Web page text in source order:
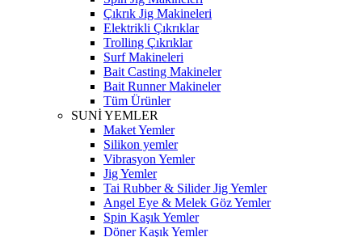
Çıkrık Jig Makineleri
Elektrikli Çıkrıklar
Trolling Çıkrıklar
Surf Makineleri
Bait Casting Makineler
Bait Runner Makineler
Tüm Ürünler
SUNİ YEMLER
Maket Yemler
Silikon yemler
Vibrasyon Yemler
Jig Yemler
Tai Rubber & Silider Jig Yemler
Angel Eye & Melek Göz Yemler
Spin Kaşık Yemler
Döner Kaşık Yemler